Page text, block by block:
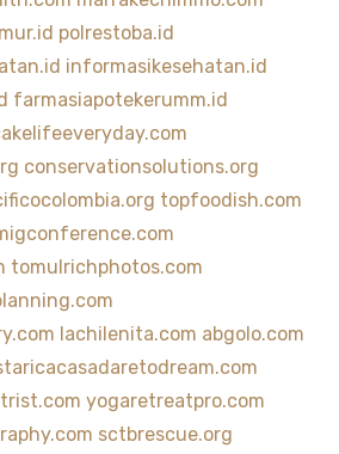
polrestoba.id
informasikesehatan.id
farmasiapotekerumm.id
conservationsolutions.org
topfoodish.com
tomulrichphotos.com
lachilenita.com abgolo.com
yogaretreatpro.com
sctbrescue.org